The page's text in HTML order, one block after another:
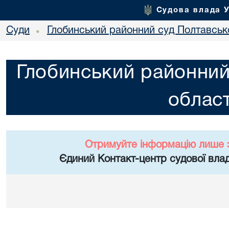
Судова влада
Суди • Глобинський районний суд
Глобинський
Отримуйте інформацію лише
Єдиний Контакт-центр судової